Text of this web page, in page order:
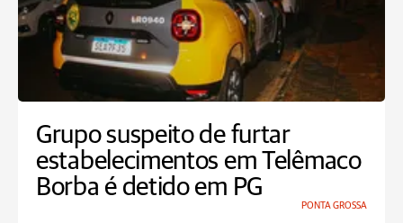
Grupo suspeito de furtar
estabelecimentos em Telêmaco
Borba é detido em PG
PONTA GROSSA